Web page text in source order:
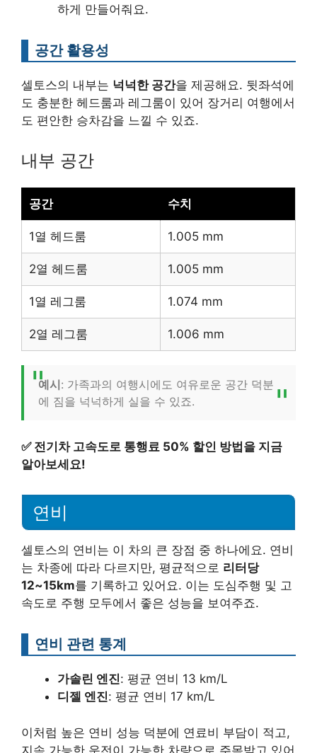
하게 만들어줘요.
공간 활용성
셀토스의 내부는 넉넉한 공간을 제공해요. 뒷좌석에
도 충분한 헤드룸과 레그룸이 있어 장거리 여행에서
도 편안한 승차감을 느낄 수 있죠.
내부 공간
공간 수치
1열 헤드룸 1.005 mm
2열 헤드룸 1.005 mm
1열 레그룸 1.074 mm
2열 레그룸 1.006 mm
예시: 가족과의 여행시에도 여유로운 공간 덕분
에 짐을 넉넉하게 실을 수 있죠.
✅ 전기차 고속도로 통행료 50% 할인 방법을 지금
알아보세요!
연비
셀토스의 연비는 이 차의 큰 장점 중 하나에요. 연비
는 차종에 따라 다르지만, 평균적으로 리터당
12~15km를 기록하고 있어요. 이는 도심주행 및 고
속도로 주행 모두에서 좋은 성능을 보여주죠.
연비 관련 통계
가솔린 엔진: 평균 연비 13 km/L
디젤 엔진: 평균 연비 17 km/L
이처럼 높은 연비 성능 덕분에 연료비 부담이 적고,
지속 가능한 운전이 가능한 차량으로 주목받고 있어